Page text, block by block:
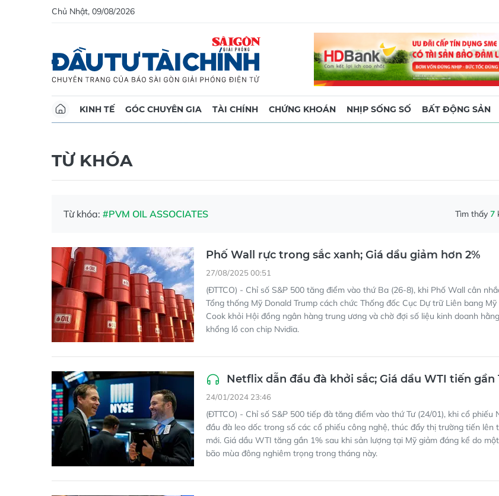
Chủ Nhật, 09/08/2026
KINH TẾ GÓC CHUYÊN GIA TÀI CHÍNH CHỨNG KHOÁN NHỊP SỐNG SỐ BẤT ĐỘNG SẢN
TỪ KHÓA
Từ khóa: #PVM OIL ASSOCIATES Tìm thấy 7
Phố Wall rực trong sắc xanh; Giá dầu giảm hơn 2%
27/08/2025 00:51
(ĐTTCO) - Chỉ số S&P 500 tăng điểm vào thứ Ba (26-8), khi Phố Wall cân
Tổng thống Mỹ Donald Trump cách chức Thống đốc Cục Dự trữ Liên bang Mỹ
Cook khỏi Hội đồng ngân hàng trung ương và chờ đợi số liệu kinh doanh
khổng lồ con chip Nvidia.
Netflix dẫn đầu đà khởi sắc; Giá dầu WTI tiến gần
24/01/2024 23:46
(ĐTTCO) - Chỉ số S&P 500 tiếp đà tăng điểm vào thứ Tư (24/01), khi cổ phiếu
đầu đà leo dốc trong số các cổ phiếu công nghệ, thúc đẩy thị trường tiến lên
mới. Giá dầu WTI tăng gần 1% sau khi sản lượng tại Mỹ giảm đáng kể do
bão mùa đông nghiêm trọng trong tháng này.